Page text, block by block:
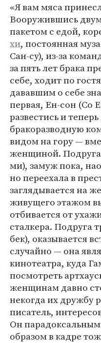
«Я вам мяса
Вооружившись
пакетом с едой,
хи, постоянная
Сан-су), из-за
за пять лет брака
себе, ходит по
дававшим о себе
первая, Ен-сон (Со
развестись и
бракоразводную
видом на гору —
женщиной. Подруга
ми), замуж пока,
но переехала в
заглядывается на
живущего этажом
отбивается от
сталкера. Подруга
бек), оказывается
случайно — она
кинотеатра, куда
посмотреть
женщинам давно
некогда их дружбу
писатель,
Он
образом в кадре